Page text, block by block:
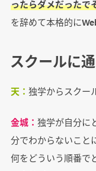
ったらダメだったで
を辞めて本格的に
スクールに
天： 独学からスクー
金城： 独学が自分に
分でわからないこと
何をどういう順番で